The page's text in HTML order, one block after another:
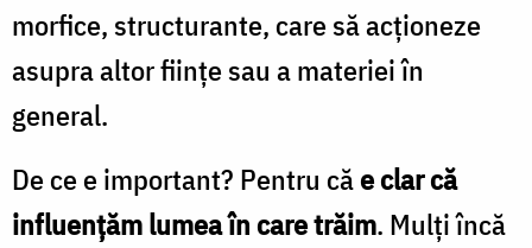
morfice, structurante, care să acţioneze
asupra altor fiinţe sau a materiei în
general.
De ce e important? Pentru căe clar că
influenţăm lumea în care trăim. Mulţi încă